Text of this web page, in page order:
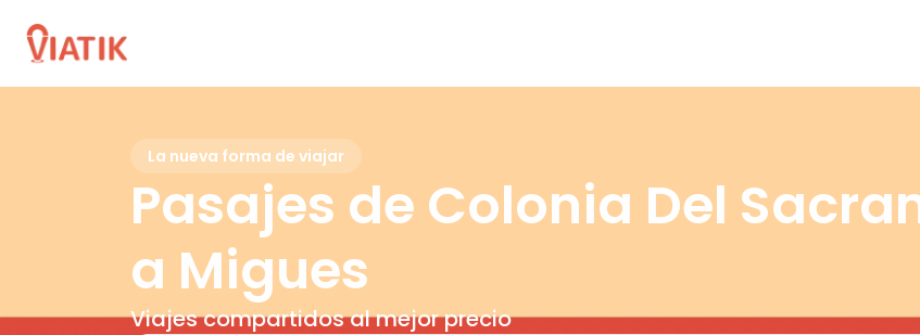
La nueva forma de viajar
Pasajes de Colonia Del
a Migues
Viajes compartidos al mejor precio